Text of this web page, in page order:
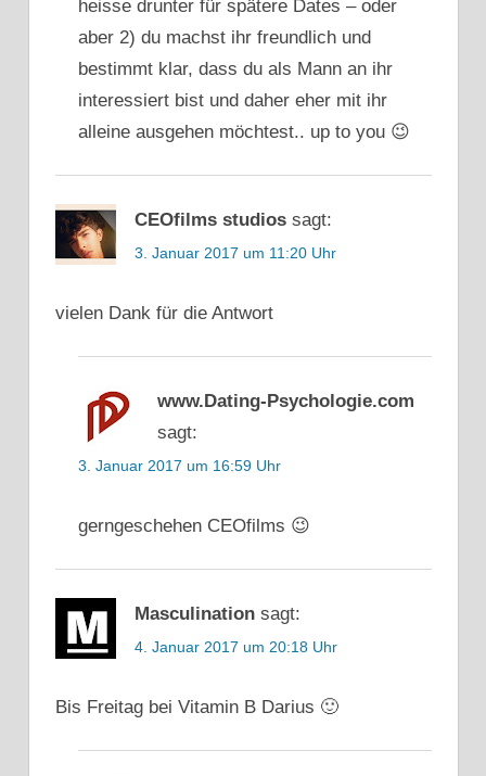
heisse drunter für spätere Dates – oder
aber 2) du machst ihr freundlich und
bestimmt klar, dass du als Mann an ihr
interessiert bist und daher eher mit ihr
alleine ausgehen möchtest.. up to you 😉
CEOfilms studios sagt:
3. Januar 2017 um 11:20 Uhr
vielen Dank für die Antwort
www.Dating-Psychologie.com
sagt:
3. Januar 2017 um 16:59 Uhr
gerngeschehen CEOfilms 😉
Masculination sagt:
4. Januar 2017 um 20:18 Uhr
Bis Freitag bei Vitamin B Darius 🙂